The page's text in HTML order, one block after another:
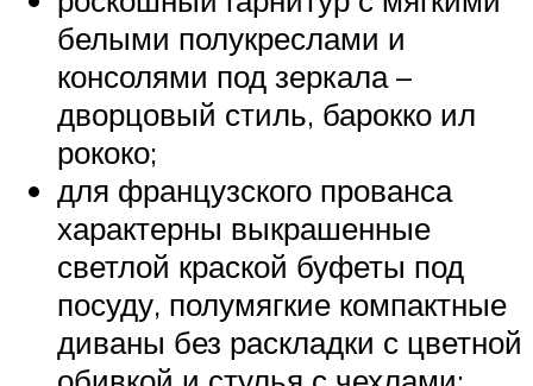
белыми полукреслами и
консолями под зеркала –
дворцовый стиль, барокко ил
рококо;
для французского прованса
характерны выкрашенные
светлой краской буфеты под
посуду, полумягкие компактные
диваны без раскладки с цветной